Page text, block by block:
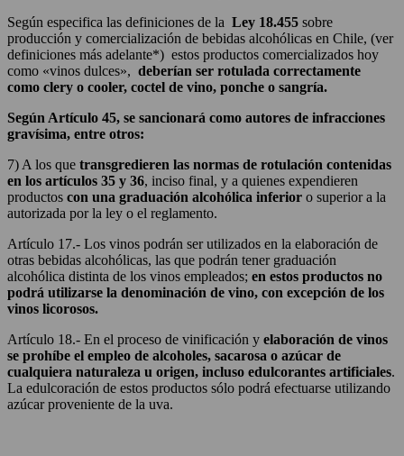
Según especifica las definiciones de la Ley 18.455 sobre
producción y comercialización de bebidas alcohólicas en Chile, (ver
definiciones más adelante*) estos productos comercializados hoy
como «vinos dulces», deberían ser rotulada correctamente
como clery o cooler, coctel de vino, ponche o sangría.
Según Artículo 45, se sancionará como autores de infracciones
gravísima, entre otros:
7) A los que transgredieren las normas de rotulación contenidas
en los artículos 35 y 36, inciso final, y a quienes expendieren
productos con una graduación alcohólica inferior o superior a la
autorizada por la ley o el reglamento.
Artículo 17.- Los vinos podrán ser utilizados en la elaboración de
otras bebidas alcohólicas, las que podrán tener graduación
alcohólica distinta de los vinos empleados; en estos productos no
podrá utilizarse la denominación de vino, con excepción de los
vinos licorosos.
Artículo 18.- En el proceso de vinificación y elaboración de vinos
se prohíbe el empleo de alcoholes, sacarosa o azúcar de
cualquiera naturaleza u origen, incluso edulcorantes artificiales.
La edulcoración de estos productos sólo podrá efectuarse utilizando
azúcar proveniente de la uva.